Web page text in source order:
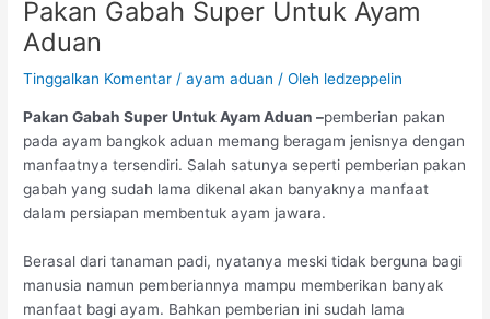
Pakan Gabah Super Untuk Ayam
Aduan
Tinggalkan Komentar /ayam aduan / Oleh ledzeppelin
Pakan Gabah Super Untuk Ayam Aduan –pemberian pakan
pada ayam bangkok aduan memang beragam jenisnya dengan
manfaatnya tersendiri. Salah satunya seperti pemberian pakan
gabah yang sudah lama dikenal akan banyaknya manfaat
dalam persiapan membentuk ayam jawara.
Berasal dari tanaman padi, nyatanya meski tidak berguna bagi
manusia namun pemberiannya mampu memberikan banyak
manfaat bagi ayam. Bahkan pemberian ini sudah lama